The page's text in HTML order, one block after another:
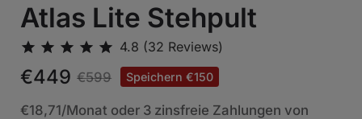
Atlas Lite Stehpult
€449 €599 Speichern €150
€18,71/Monat oder 3 zinsfreie Zahlungen von